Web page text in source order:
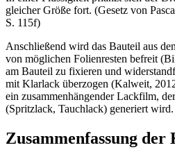
gleicher Größe fort. (Gesetz von
S. 115f)
Anschließend wird das Bauteil aus
von möglichen Folienresten befreit
am Bauteil zu fixieren und
mit Klarlack überzogen (Kalweit,
ein zusammenhängender Lackfilm,
(Spritzlack, Tauchlack) generiert wird.
Zusammenfassung der